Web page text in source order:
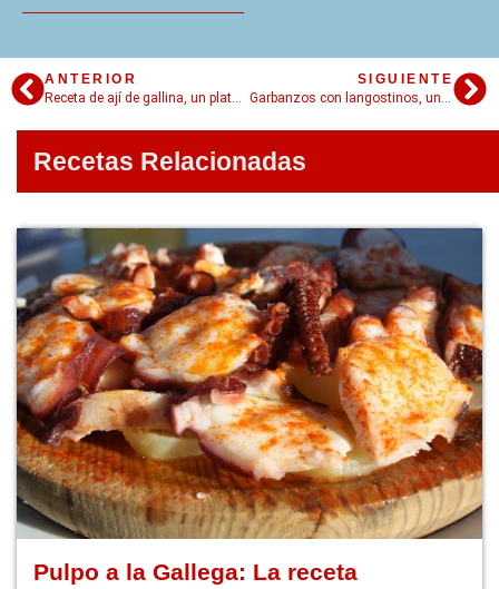
ANTERIOR
Receta de ají de gallina, un plato peruano con un toque picante
SIGUIENTE
Garbanzos con langostinos, una receta tradicional de la gastronomía española
Recetas Relacionadas
Pulpo a la Gallega: La receta